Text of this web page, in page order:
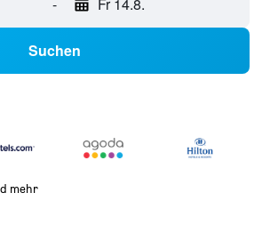
- Fr 14.8.
Suchen
mehr